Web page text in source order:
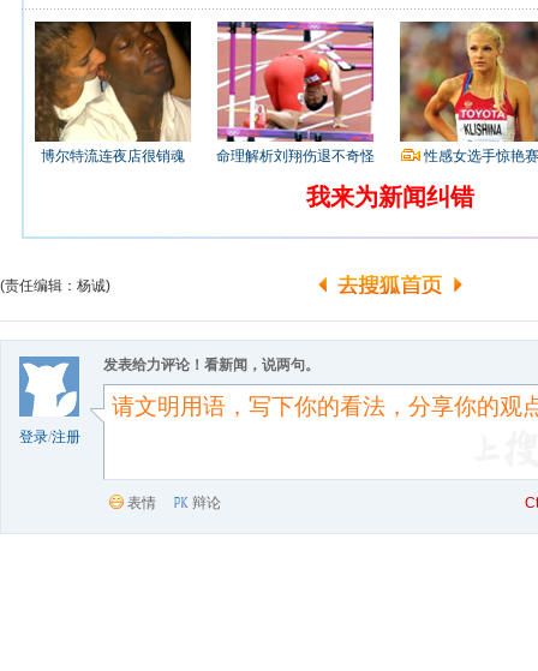
博尔特流连夜店很销魂 命理解析刘翔伤退不奇怪 性感女选手惊艳
我来为新闻纠错
(责任编辑：杨诚)
登录/注册
发表给力评论！看新闻，说两句。
表情 辩论